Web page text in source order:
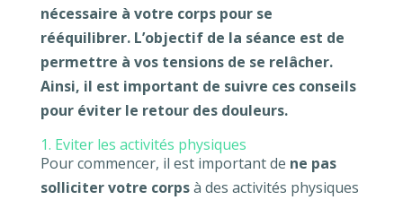
nécessaire à votre corps pour se
rééquilibrer. L’objectif de la séance est de
permettre à vos tensions de se relâcher.
Ainsi, il est important de suivre ces conseils
pour éviter le retour des douleurs.
1. Eviter les activités physiques
Pour commencer, il est important de ne pas
solliciter votre corpsà des activités physiques